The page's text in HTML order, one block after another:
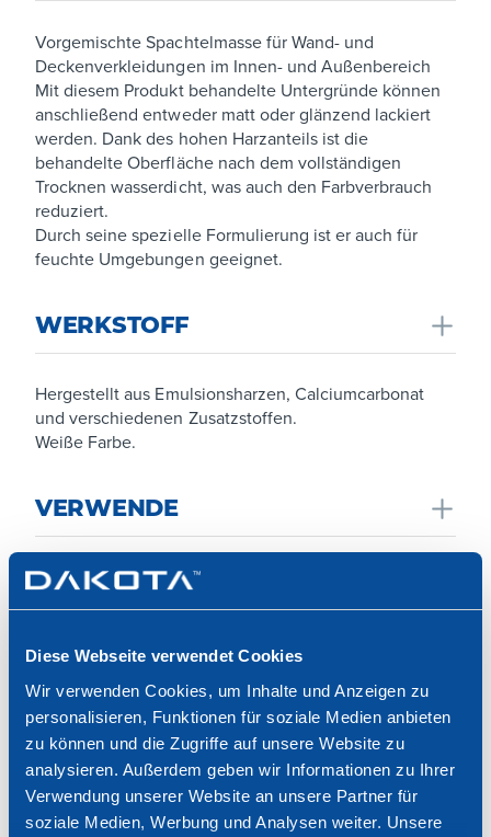
Diese Webseite verwendet Cookies
Wir verwenden Cookies, um Inhalte und Anzeigen zu
personalisieren, Funktionen für soziale Medien anbieten
zu können und die Zugriffe auf unsere Website zu
analysieren. Außerdem geben wir Informationen zu Ihrer
Verwendung unserer Website an unsere Partner für
soziale Medien, Werbung und Analysen weiter. Unsere
Vorgemischte Spachtelmasse für Wand- und
Deckenverkleidungen im Innen- und Außenbereich
Mit diesem Produkt behandelte Untergründe können
anschließend entweder matt oder glänzend lackiert
werden. Dank des hohen Harzanteils ist die
behandelte Oberfläche nach dem vollständigen
Trocknen wasserdicht, was auch den Farbverbrauch
reduziert.
Durch seine spezielle Formulierung ist er auch für
feuchte Umgebungen geeignet.
WERKSTOFF
Hergestellt aus Emulsionsharzen, Calciumcarbonat
und verschiedenen Zusatzstoffen.
Weiße Farbe.
VERWENDE
Innenwände und -decken, Gipskarton, Beton,
TER15-1874
OSCAR - vorgemischte Spachtelmasse -
1,5 kg